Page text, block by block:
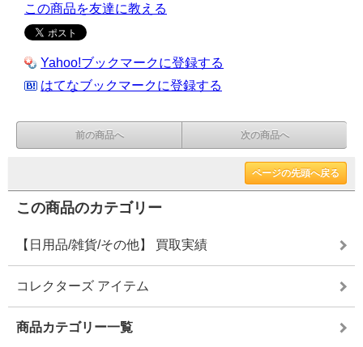
この商品を友達に教える
Yahoo!ブックマークに登録する
はてなブックマークに登録する
前の商品へ 次の商品へ
ページの先頭へ戻る
この商品のカテゴリー
【日用品/雑貨/その他】 買取実績
コレクターズ アイテム
商品カテゴリー一覧